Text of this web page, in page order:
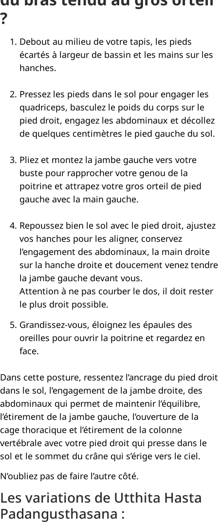
?
Debout au milieu de votre tapis, les pieds
écartés à largeur de bassin et les mains sur les
hanches.
Pressez les pieds dans le sol pour engager les
quadriceps, basculez le poids du corps sur le
pied droit, engagez les abdominaux et décollez
de quelques centimètres le pied gauche du sol.
Pliez et montez la jambe gauche vers votre
buste pour rapprocher votre genou de la
poitrine et attrapez votre gros orteil de pied
gauche avec la main gauche.
Repoussez bien le sol avec le pied droit, ajustez
vos hanches pour les aligner, conservez
l’engagement des abdominaux, la main droite
sur la hanche droite et doucement venez tendre
la jambe gauche devant vous.
Attention à ne pas courber le dos, il doit rester
le plus droit possible.
Grandissez-vous, éloignez les épaules des
oreilles pour ouvrir la poitrine et regardez en
face.
Dans cette posture, ressentez l’ancrage du pied droit
dans le sol, l’engagement de la jambe droite, des
abdominaux qui permet de maintenir l’équilibre,
l’étirement de la jambe gauche, l’ouverture de la
cage thoracique et l’étirement de la colonne
vertébrale avec votre pied droit qui presse dans le
sol et le sommet du crâne qui s’érige vers le ciel.
N’oubliez pas de faire l’autre côté.
Les variations de Utthita Hasta
Padangusthasana :